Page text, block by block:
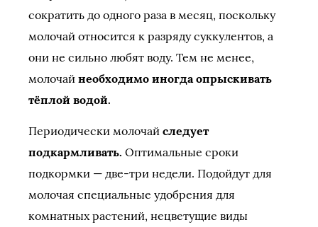
сократить до одного раза в месяц, поскольку
молочай относится к разряду суккулентов, а
они не сильно любят воду. Тем не менее,
молочай необходимо иногда опрыскивать
тёплой водой.
Периодически молочай следует
подкармливать. Оптимальные сроки
подкормки — две-три недели. Подойдут для
молочая специальные удобрения для
комнатных растений, нецветущие виды